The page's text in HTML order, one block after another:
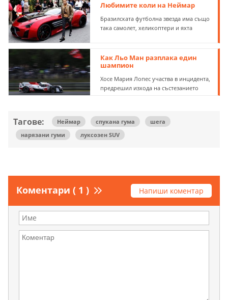
Любимите коли на Нeймар
Бразилската футболна звезда има също
така самолет, хеликоптери и яхта
Как Льо Ман разплака един
шампион
Хосе Мария Лопес участва в инцидента,
предрешил изхода на състезанието
Тагове: Неймар спукана гума
шега
нарязани гуми
луксозен SUV
Коментари ( 1 ) Напиши коментар